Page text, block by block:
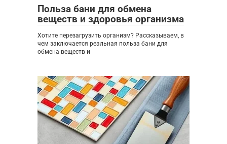
Польза бани для обмена
веществ и здоровья организма
Хотите перезагрузить организм? Рассказываем, в
чем заключается реальная польза бани для
обмена веществ и